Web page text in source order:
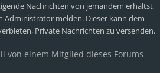
Nachrichten von jemandem erhältst,
Administrator melden. Dieser kann dem
Private Nachrichten zu versenden.
von einem Mitglied dieses Forums